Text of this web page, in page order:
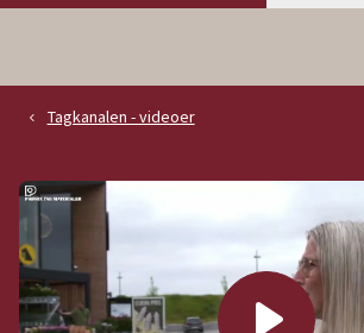
navigate_before Tagkanalen - videoer